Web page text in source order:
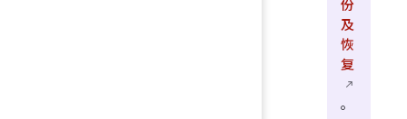
及
恢
复
。